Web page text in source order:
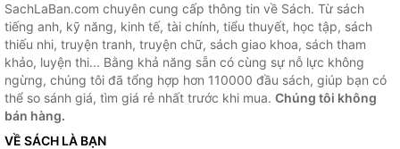
SachLaBan.com chuyên cung cấp thông tin về Sách. Từ sách
tiếng anh, kỹ năng, kinh tế, tài chính, tiểu thuyết, học tập, sách
thiếu nhi, truyện tranh, truyện chữ, sách giao khoa, sách tham
khảo, luyện thi... Bằng khả năng sẵn có cùng sự nỗ lực không
ngừng, chúng tôi đã tổng hợp hơn 110000 đầu sách, giúp bạn có
thể so sánh giá, tìm giá rẻ nhất trước khi mua. Chúng tôi không
bán hàng.
VỀ SÁCH LÀ BẠN